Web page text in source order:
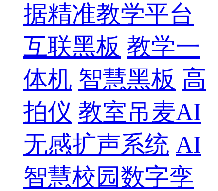
据精准教学平台
互联黑板 教学一
体机 智慧黑板 高
拍仪 教室吊麦AI
无感扩声系统 AI
智慧校园数字孪